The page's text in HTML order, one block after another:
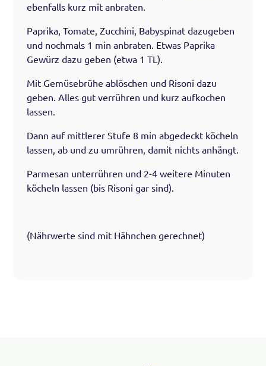
ebenfalls kurz mit anbraten.
Paprika, Tomate, Zucchini, Babyspinat dazugeben
und nochmals 1 min anbraten. Etwas Paprika
Gewürz dazu geben (etwa 1 TL).
Mit Gemüsebrühe ablöschen und Risoni dazu
geben. Alles gut verrühren und kurz aufkochen
lassen.
Dann auf mittlerer Stufe 8 min abgedeckt köcheln
lassen, ab und zu umrühren, damit nichts anhängt.
Parmesan unterrühren und 2-4 weitere Minuten
köcheln lassen (bis Risoni gar sind).
(Nährwerte sind mit Hähnchen gerechnet)